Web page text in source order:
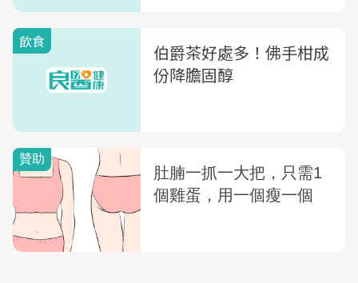
飲食
伯爵茶好處多！佛手柑成
份降膽固醇